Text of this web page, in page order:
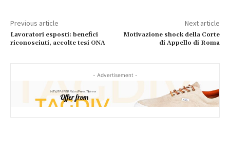
Previous article
Lavoratori esposti: benefici
riconosciuti, accolte tesi ONA
Next article
Motivazione shock della Corte
di Appello di Roma
- Advertisement -